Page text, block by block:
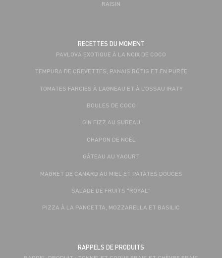
RAISIN
RECETTES DU MOMENT
PAVLOVA EXOTIQUE À LA NOIX DE COCO
TEMPURA DE CREVETTES, PANAIS RÔTIS ET EN PURÉE
TOMATES FARCIES À L’AGNEAU ET À L’OSSAU IRATY
BOULES DE COCO
GIN FIZZ AU SUREAU
CHAPON DE NOËL
GÂTEAU AU YAOURT
MAGRET DE CANARD AU MIEL ET PATATES DOUCES
SALADE DE FRUITS "ROYAL"
PIZZA À LA PANCETTA, MOZZARELLA ET BASILIC
RAPPELS DE PRODUITS